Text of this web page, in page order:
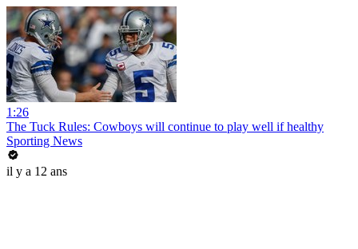
1:26
The Tuck Rules: Cowboys will continue to play well if healthy
Sporting News
il y a 12 ans